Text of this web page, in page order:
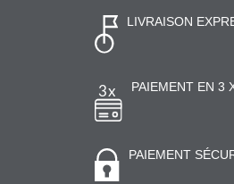
LIVRAISON
PAIEMENT EN 3
PAIEMENT